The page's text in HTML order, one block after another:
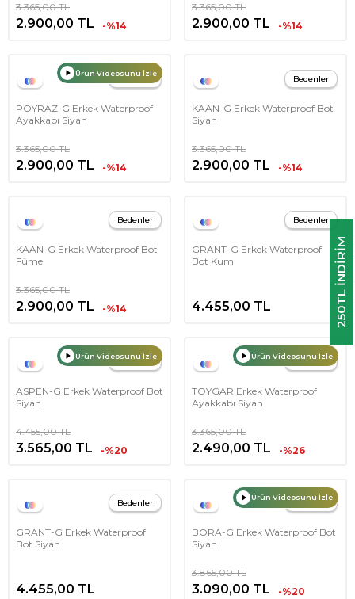
250TL INDIRIM
3.365,00TL
2.900,00 TL -%14
3.365,00TL
2.900,00 TL -%14
Bedenler
Ürün Videosunu İzle
POYRAZ-G Erkek Waterproof
Ayakkabı Siyah
3.365,00TL
2.900,00 TL -%14
Bedenler
KAAN-G Erkek Waterproof Bot
Siyah
3.365,00TL
2.900,00 TL -%14
Bedenler
KAAN-G Erkek Waterproof Bot
Füme
3.365,00TL
2.900,00 TL -%14
Bedenler
GRANT-G Erkek Waterproof
Bot Kum
4.455,00 TL
Bedenler
Ürün Videosunu İzle
ASPEN-G Erkek Waterproof Bot
Siyah
4.455,00TL
3.565,00 TL -%20
Bedenler
Ürün Videosunu İzle
TOYGAR Erkek Waterproof
Ayakkabı Siyah
3.365,00TL
2.490,00 TL -%26
Bedenler
GRANT-G Erkek Waterproof
Bot Siyah
4.455,00 TL
Bedenler
Ürün Videosunu İzle
BORA-G Erkek Waterproof Bot
Siyah
3.865,00TL
3.090,00 TL -%20